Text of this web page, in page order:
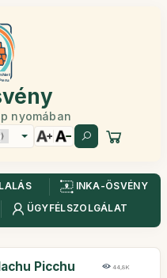
nyomában
INKA-ÖSVÉNY
ÜGYFÉLSZOLGÁLAT
Picchu 44,8K